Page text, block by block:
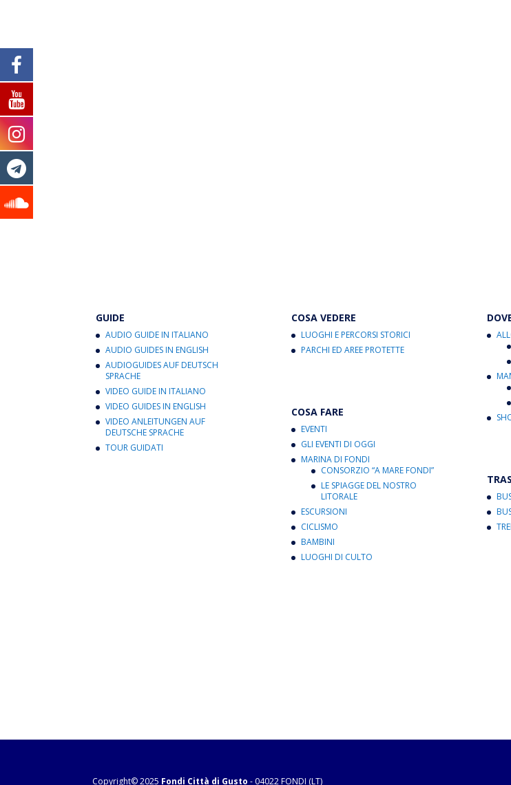
GUIDE
AUDIO GUIDE IN ITALIANO
AUDIO GUIDES IN ENGLISH
AUDIOGUIDES AUF DEUTSCH
SPRACHE
VIDEO GUIDE IN ITALIANO
VIDEO GUIDES IN ENGLISH
VIDEO ANLEITUNGEN AUF
DEUTSCHE SPRACHE
TOUR GUIDATI
COSA VEDERE
LUOGHI E PERCORSI STORICI
PARCHI ED AREE PROTETTE
COSA FARE
EVENTI
GLI EVENTI DI OGGI
MARINA DI FONDI
CONSORZIO “A MARE FONDI”
LE SPIAGGE DEL NOSTRO
LITORALE
ESCURSIONI
CICLISMO
BAMBINI
LUOGHI DI CULTO
Copyright© 2025 Fondi Città di Gusto - 04022 FONDI (LT)